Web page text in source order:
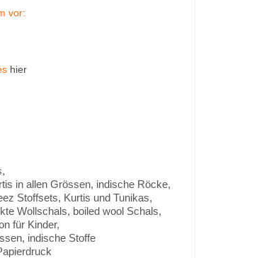
vor:
hier
in allen Grössen, indische Röcke,
Stoffsets, Kurtis und Tunikas,
Wollschals, boiled wool Schals,
für Kinder,
indische Stoffe